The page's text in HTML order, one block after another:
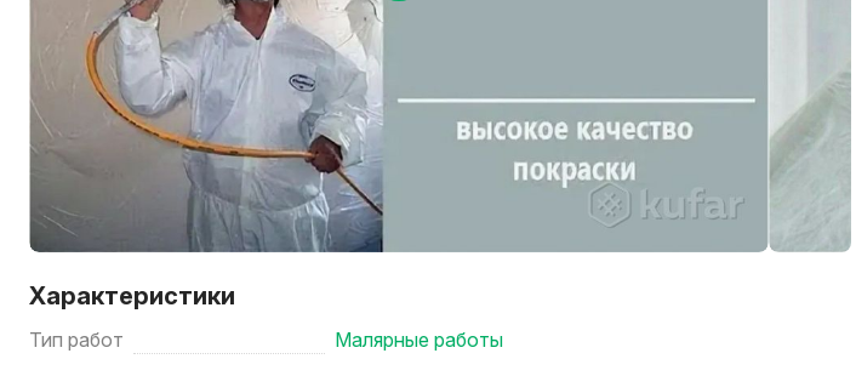
Характеристики
Тип работ Малярные работы